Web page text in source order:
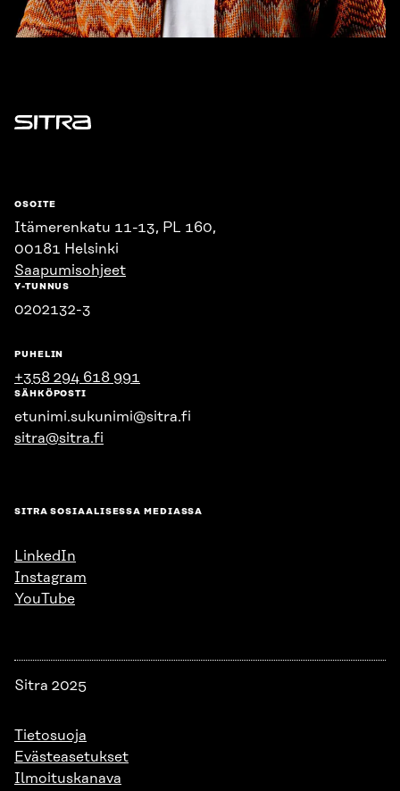
Sitra
OSOITE
Itämerenkatu 11-13, PL 160,
00181 Helsinki
Saapumisohjeet
Y-TUNNUS
0202132-3
PUHELIN
+358 294 618 991
SÄHKÖPOSTI
etunimi.sukunimi@sitra.fi
sitra@sitra.fi
SITRA SOSIAALISESSA MEDIASSA
LinkedIn
Instagram
YouTube
Sitra 2025
Tietosuoja
Evästeasetukset
Ilmoituskanava